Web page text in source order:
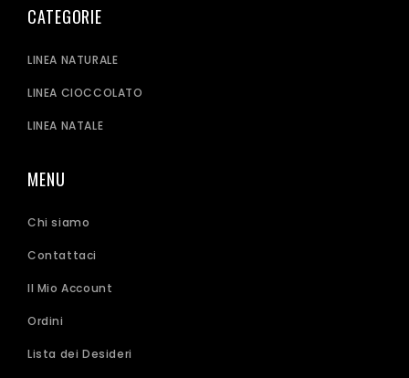
CATEGORIE
LINEA NATURALE
LINEA CIOCCOLATO
LINEA NATALE
MENU
Chi siamo
Contattaci
Il Mio Account
Ordini
Lista dei Desideri